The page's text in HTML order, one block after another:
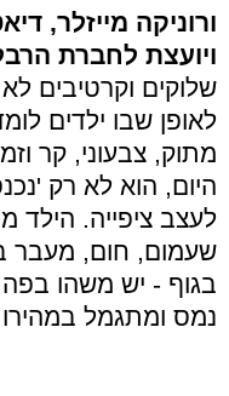
ורוניקה מייזלר,
ויועצת לחברת
שלוקים וקרטיבים
לאופן שבו ילדים
מתוק, צבעוני, קר
היום, הוא לא רק
לעצב ציפייה.
שעמום, חום, מעבר
בגוף - יש משהו
נמס ומתגמל